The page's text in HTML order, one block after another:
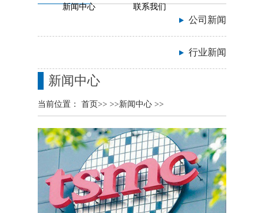
新闻中心 联系我们
公司新闻
行业新闻
新闻中心
当前位置： 首页>> >>新闻中心 >>